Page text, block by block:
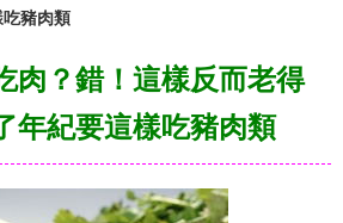
豬肉類
肉？錯！這樣反而老得
紀要這樣吃豬肉類